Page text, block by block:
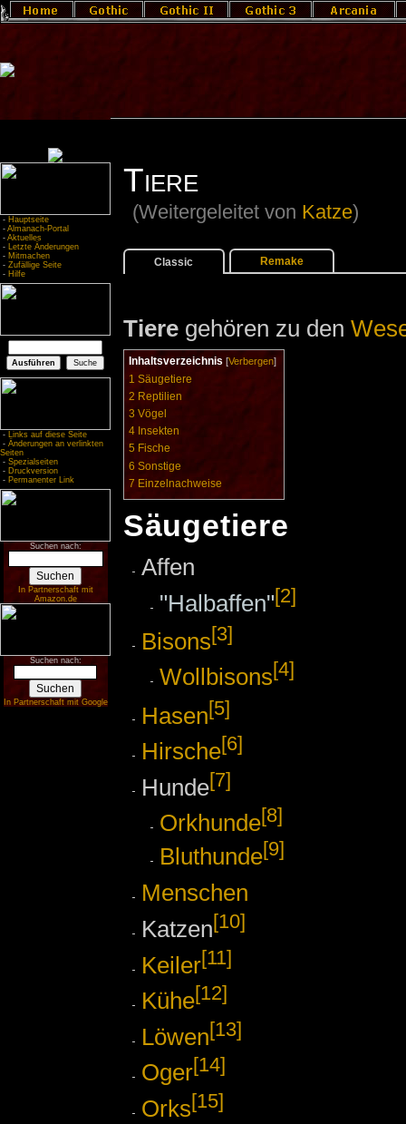
- Hauptseite
- Almanach-Portal
- Aktuelles
- Letzte Änderungen
- Mitmachen
- Zufällige Seite
- Hilfe
- Links auf diese Seite
- Änderungen an verlinkten
Seiten
- Spezialseiten
- Druckversion
- Permanenter Link
Suchen nach:
In Partnerschaft mit
Amazon.de
Suchen nach:
In Partnerschaft mit Google
Tiere
(Weitergeleitet von Katze)
Classic Remake
Tieregehören zu den
Inhaltsverzeichnis [Verbergen]
1 Säugetiere
2 Reptilien
3 Vögel
4 Insekten
5 Fische
6 Sonstige
7 Einzelnachweise
Säugetiere
Affen
"Halbaffen"[2]
Bisons[3]
Wollbisons[4]
Hasen[5]
Hirsche[6]
Hunde[7]
Orkhunde[8]
Bluthunde[9]
Menschen
Katzen[10]
Keiler[11]
Kühe[12]
Löwen[13]
Oger[14]
Orks[15]